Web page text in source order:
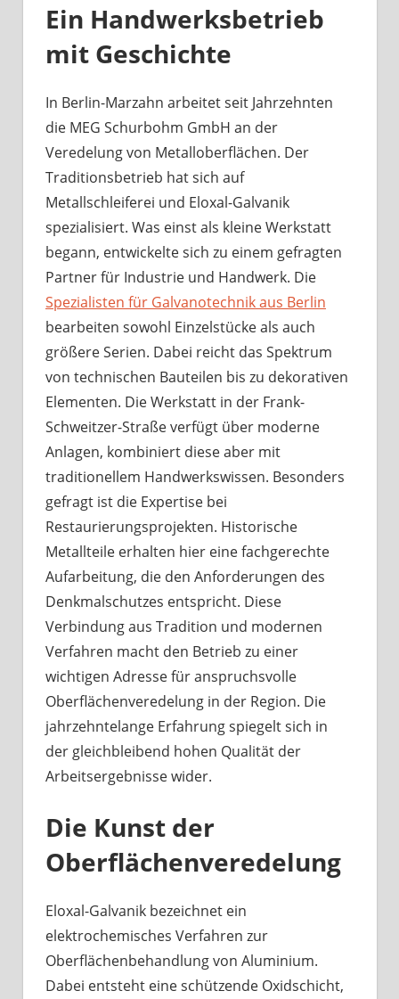
Ein Handwerksbetrieb
mit Geschichte
In Berlin-Marzahn arbeitet seit Jahrzehnten
die MEG Schurbohm GmbH an der
Veredelung von Metalloberflächen. Der
Traditionsbetrieb hat sich auf
Metallschleiferei und Eloxal-Galvanik
spezialisiert. Was einst als kleine Werkstatt
begann, entwickelte sich zu einem gefragten
Partner für Industrie und Handwerk. Die
Spezialisten für Galvanotechnik aus Berlin
bearbeiten sowohl Einzelstücke als auch
größere Serien. Dabei reicht das Spektrum
von technischen Bauteilen bis zu dekorativen
Elementen. Die Werkstatt in der Frank-
Schweitzer-Straße verfügt über moderne
Anlagen, kombiniert diese aber mit
traditionellem Handwerkswissen. Besonders
gefragt ist die Expertise bei
Restaurierungsprojekten. Historische
Metallteile erhalten hier eine fachgerechte
Aufarbeitung, die den Anforderungen des
Denkmalschutzes entspricht. Diese
Verbindung aus Tradition und modernen
Verfahren macht den Betrieb zu einer
wichtigen Adresse für anspruchsvolle
Oberflächenveredelung in der Region. Die
jahrzehntelange Erfahrung spiegelt sich in
der gleichbleibend hohen Qualität der
Arbeitsergebnisse wider.
Die Kunst der
Oberflächenveredelung
Eloxal-Galvanik bezeichnet ein
elektrochemisches Verfahren zur
Oberflächenbehandlung von Aluminium.
Dabei entsteht eine schützende Oxidschicht,